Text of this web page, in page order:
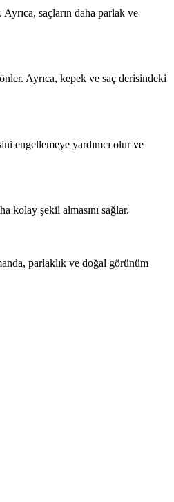
saçların daha parlak ve
Ayrıca, kepek ve saç derisindeki
engellemeye yardımcı olur ve
kolay şekil almasını sağlar.
parlaklık ve doğal görünüm